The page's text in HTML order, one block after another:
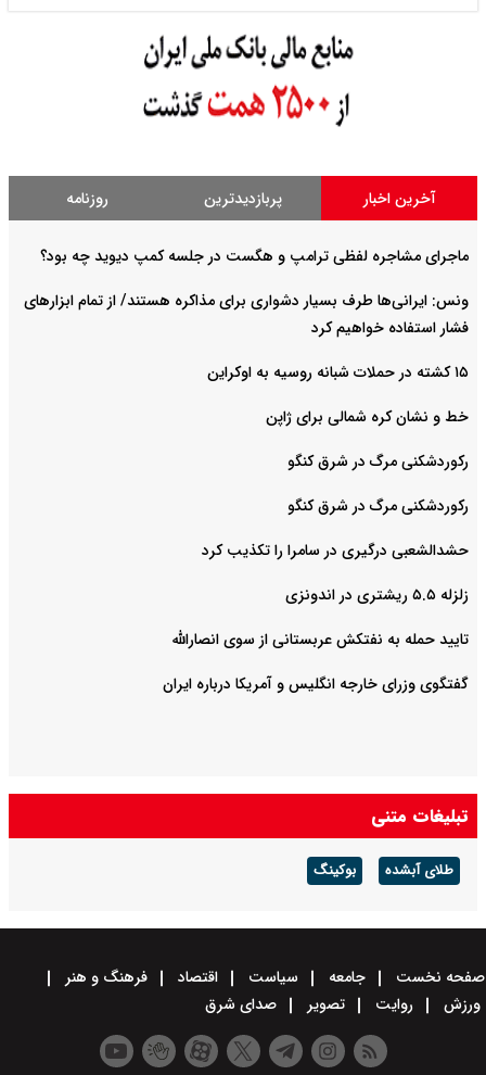
آخرین اخبار پربازدیدترین روزنامه
ماجرای مشاجره لفظی ترامپ و هگست در جلسه کمپ دیوید چه بود؟
ونس: ایرانی‌ها طرف بسیار دشواری برای مذاکره هستند/ از تمام ابزارهای
فشار استفاده خواهیم کرد
۱۵ کشته در حملات شبانه روسیه به اوکراین
خط و نشان کره شمالی برای ژاپن
رکوردشکنی مرگ در شرق کنگو
رکوردشکنی مرگ در شرق کنگو
حشدالشعبی درگیری در سامرا را تکذیب کرد
زلزله ۵.۵ ریشتری در اندونزی
تایید حمله به نفتکش عربستانی از سوی انصارالله
گفتگوی وزرای خارجه انگلیس و آمریکا درباره ایران
تبلیغات متنی
طلای آبشده بوکینگ
صفحه نخست جامعه سیاست اقتصاد
فرهنگ و هنر
ورزش
روایت تصویر صدای شرق